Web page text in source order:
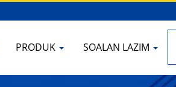
PRODUK SOALAN LAZIM